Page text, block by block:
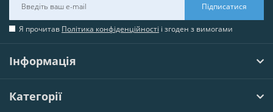
Підписатися
Я прочитав Політика конфіденційності і згоден з вимогами
Інформація
Категорії